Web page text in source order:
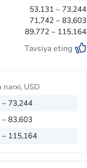
53,131 – 73,244
71,742 – 83,603
89,772 – 115,164
Tavsiya eting
narxi, USD
73,244
83,603
115,164